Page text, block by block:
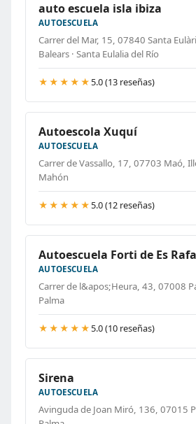
auto escuela isla ibiza
AUTOESCUELA
Carrer del Mar, 15, 07840 Santa
Balears · Santa Eulalia del Río
★★★★★ 5.0 (13 reseñas)
Autoescola Xuquí
AUTOESCUELA
Carrer de Vassallo, 17, 07703 Maó,
Mahón
★★★★★ 5.0 (12 reseñas)
Autoescuela Forti de Es
AUTOESCUELA
Carrer de l&apos;Heura, 43, 07008
Palma
★★★★★ 5.0 (10 reseñas)
Sirena
AUTOESCUELA
Avinguda de Joan Miró, 136, 07015